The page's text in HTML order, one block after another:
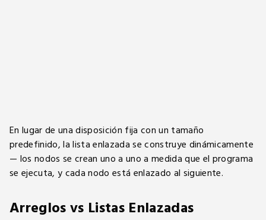
En lugar de una disposición fija con un tamaño
predefinido, la lista enlazada se construye dinámicamente
— los nodos se crean uno a uno a medida que el programa
se ejecuta, y cada nodo está enlazado al siguiente.
Arreglos vs Listas Enlazadas